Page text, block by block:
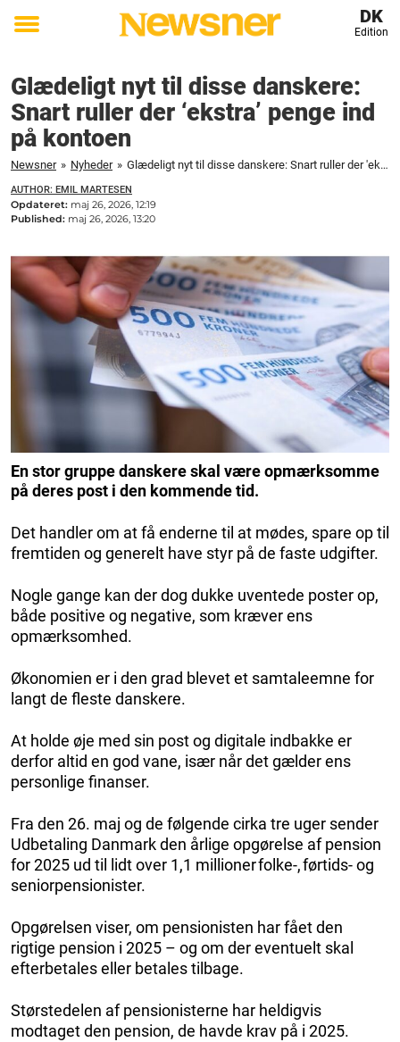
Toggle
DK
Edition
Glædeligt nyt til disse danskere:
Snart ruller der ‘ekstra’ penge ind
på kontoen
Newsner » Nyheder » Glædeligt nyt til disse danskere: Snart ruller der 'ekstra' penge ind på kontoen
AUTHOR: EMIL MARTESEN
Opdateret: maj 26, 2026, 12:19
Published: maj 26, 2026, 13:20
En stor gruppe danskere skal være opmærksomme
på deres post i den kommende tid.
Det handler om at få enderne til at mødes, spare op til
fremtiden og generelt have styr på de faste udgifter.
Nogle gange kan der dog dukke uventede poster op,
både positive og negative, som kræver ens
opmærksomhed.
Økonomien er i den grad blevet et samtaleemne for
langt de fleste danskere.
At holde øje med sin post og digitale indbakke er
derfor altid en god vane, især når det gælder ens
personlige finanser.
Fra den 26. maj og de følgende cirka tre uger sender
Udbetaling Danmark den årlige opgørelse af pension
for 2025 ud til lidt over 1,1 millioner folke-, førtids- og
seniorpensionister.
Opgørelsen viser, om pensionisten har fået den
rigtige pension i 2025 – og om der eventuelt skal
efterbetales eller betales tilbage.
Størstedelen af pensionisterne har heldigvis
modtaget den pension, de havde krav på i 2025.